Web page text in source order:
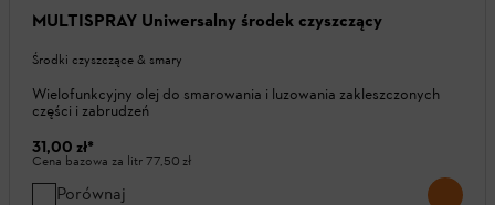
MULTISPRAY Uniwersalny środek czyszczący
Środki czyszczące & smary
Wielofunkcyjny olej do smarowania i luzowania zakleszczonych
części i zabrudzeń
31,00 zł*
Cena bazowa za litr77,50 zł
Porównaj